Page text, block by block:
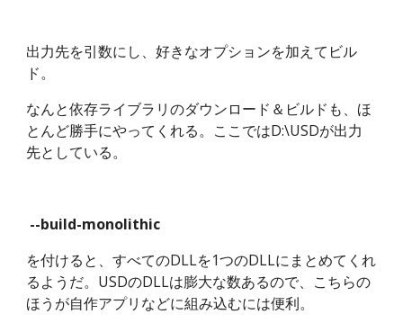
出力先を引数にし、好きなオプションを加えてビル
ド。
なんと依存ライブラリのダウンロード＆ビルドも、ほ
とんど勝手にやってくれる。ここではD:\USDが出力
先としている。
--build-monolithic
を付けると、すべてのDLLを1つのDLLにまとめてくれ
るようだ。USDのDLLは膨大な数あるので、こちらの
ほうが自作アプリなどに組み込むには便利。